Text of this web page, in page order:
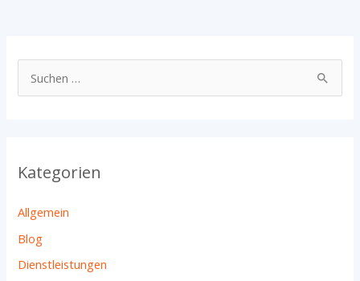
e
n
a
c
Kategorien
Allgemein
Blog
Dienstleistungen